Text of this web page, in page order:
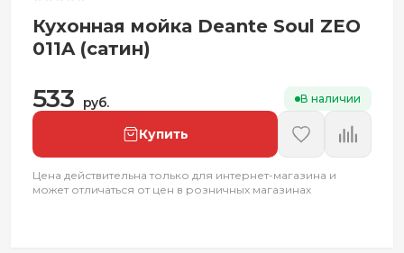
Кухонная мойка Deante Soul ZEO
011A (сатин)
533 руб. В наличии
Купить
Цена действительна только для интернет-магазина и
может отличаться от цен в розничных магазинах